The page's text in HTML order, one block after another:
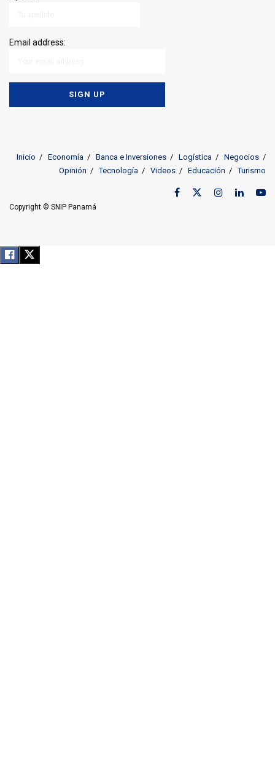
Email address:
Inicio Economía Banca e Inversiones Logística
Negocios
Opinión
Tecnología Videos Educación Turismo
Copyright © SNIP Panamá